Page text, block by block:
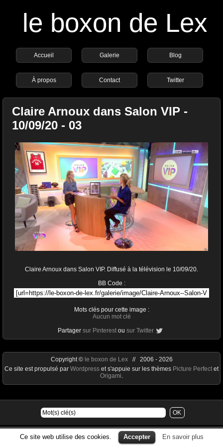
le boxon de Lex
Accueil Galerie Blog
À propos Contact Twitter
Claire Arnoux dans Salon VIP -
10/09/20 - 03
Claire Arnoux dans Salon VIP. Diffusé à la télévision le 10/09/20.
BB Code :
Mots clés pour cette image :
Aucun mot clé
Partager sur Pinterest ou sur Twitter
Ce site web utilise des cookies. Accepter En savoir plus
Copyright © le boxon de Lex// 2006 - 2026
Ce site est propulsé par Wordpress et s'appuie sur les thèmes Picture Perfect et
Origami.